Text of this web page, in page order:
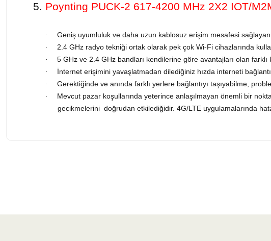
5. Poynting PUCK-2 617-4200 MHz 2X2 IOT/
· Geniş uyumluluk ve daha uzun kablosuz erişim mesafesi
· 2.4 GHz radyo tekniği ortak olarak pek çok Wi-Fi cihazlarında
· 5 GHz ve 2.4 GHz bandları kendilerine göre avantajları olan farklı
· İnternet erişimini yavaşlatmadan dilediğiniz hızda interneti
· Gerektiğinde ve anında farklı yerlere bağlantıyı taşıyabilme,
·
Mevcut pazar koşullarında yeterince anlaşılmayan önemli bir
gecikmelerini doğrudan etkilediğidir. 4G/LTE uygulamalarında